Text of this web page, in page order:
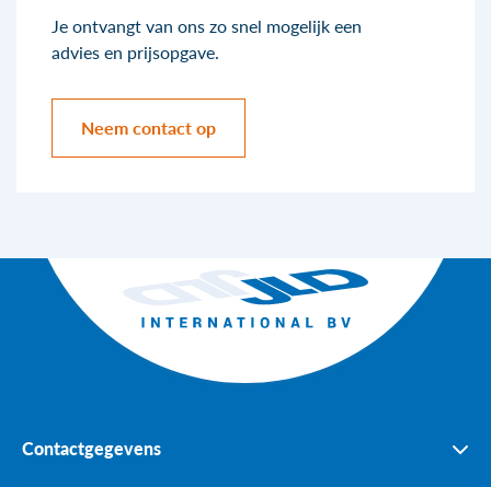
Je ontvangt van ons zo snel mogelijk een
advies en prijsopgave.
Neem contact op
Contactgegevens